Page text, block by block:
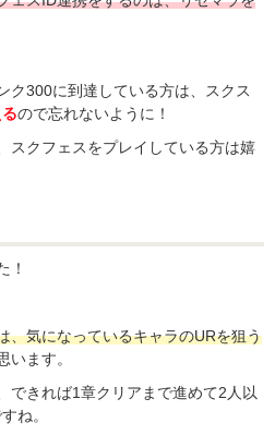
ク300に到達している方は、スクス
ので忘れないように！
スクフェスをプレイしている方は嬉
！
、気になっているキャラのURを狙う
います。
できれば1章クリアまで進めて2人以
ね。